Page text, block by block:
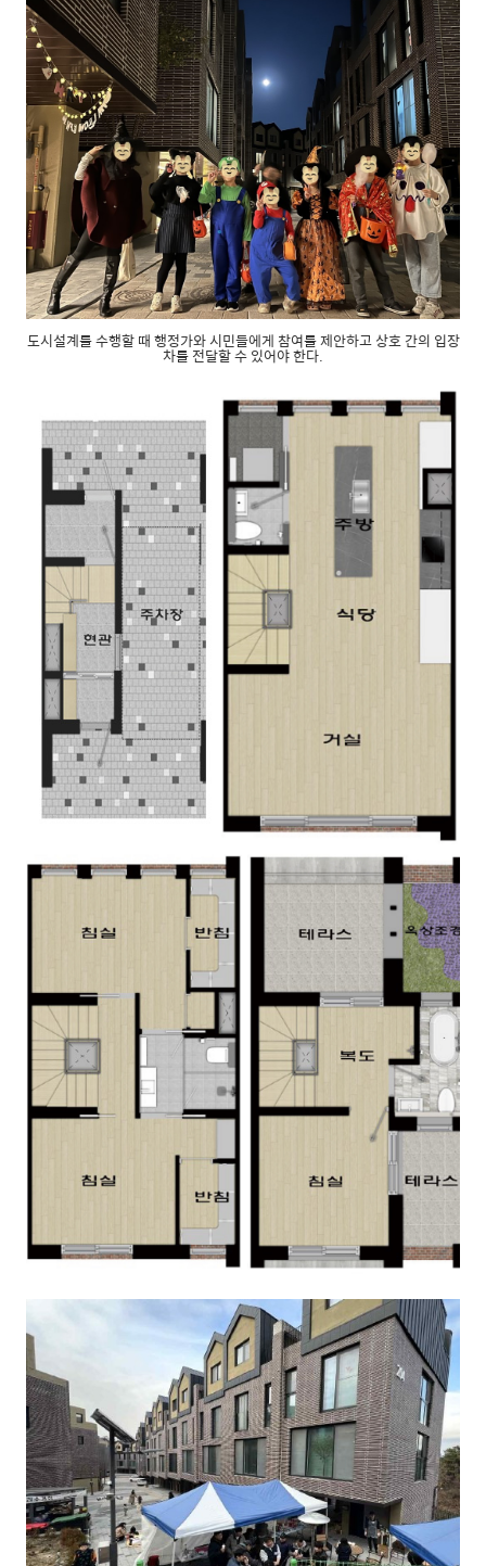
도시설계를 수행할 때 행정가와 시민들에게 참여를 제안하고 상호 간의 입장
차를 전달할 수 있어야 한다.